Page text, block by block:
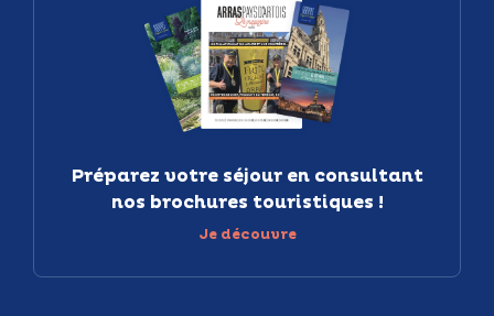
Préparez votre séjour en consultant
nos brochures touristiques !
Je découvre